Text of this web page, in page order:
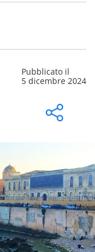
Pubblicato il
5 dicembre 2024